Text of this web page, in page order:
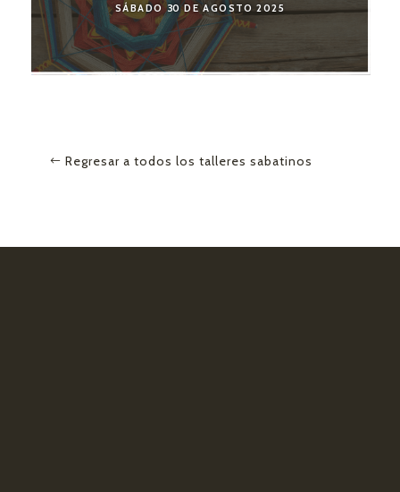
SÁBADO 30 DE AGOSTO 2025
Regresar a todos los talleres sabatinos